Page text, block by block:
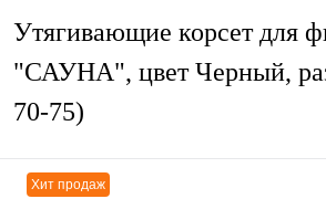
Утягивающие корсет для
"САУНА", цвет Черный,
70-75)
Хит продаж